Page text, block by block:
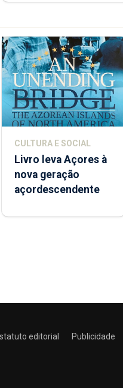
CULTURA E SOCIAL
Livro leva Açores à
nova geração
açordescendente
editorial Publicidade